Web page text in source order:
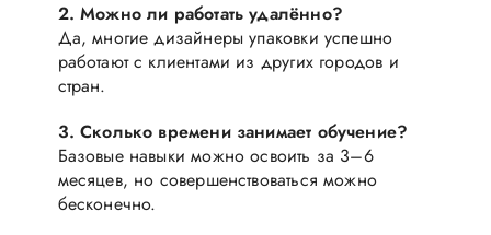
2. Можно ли работать удалённо?
Да, многие дизайнеры упаковки успешно
работают с клиентами из других городов и
стран.
3. Сколько времени занимает обучение?
Базовые навыки можно освоить за 3–6
месяцев, но совершенствоваться можно
бесконечно.